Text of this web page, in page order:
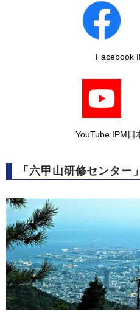
Facebook
YouTube IPM日
「六甲山研修センター」